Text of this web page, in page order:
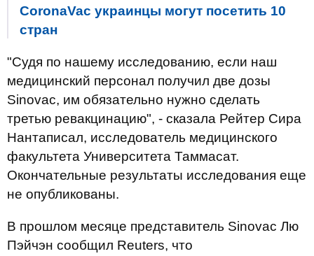
CoronaVac украинцы могут посетить 10
стран
"Судя по нашему исследованию, если наш
медицинский персонал получил две дозы
Sinovac, им обязательно нужно сделать
третью ревакцинацию", - сказала Рейтер Сира
Нантаписал, исследователь медицинского
факультета Университета Таммасат.
Окончательные результаты исследования еще
не опубликованы.
В прошлом месяце представитель Sinovac Лю
Пэйчэн сообщил Reuters, что